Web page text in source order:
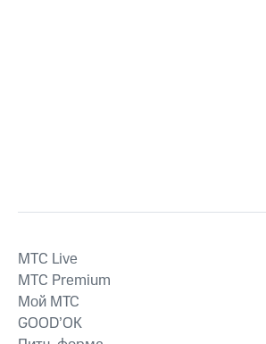
MTС Live
MTС Premium
Мой МТС
GOOD’OK